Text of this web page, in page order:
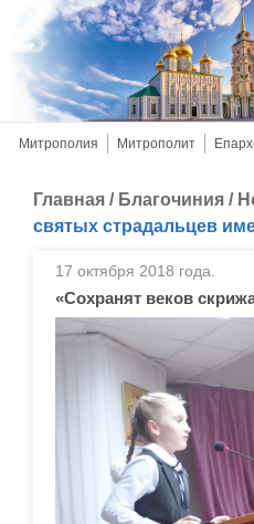
Митрополия Митрополит
Главная / Благочиния /
святых страдальцев
17 октября 2018 года.
«Сохранят веков